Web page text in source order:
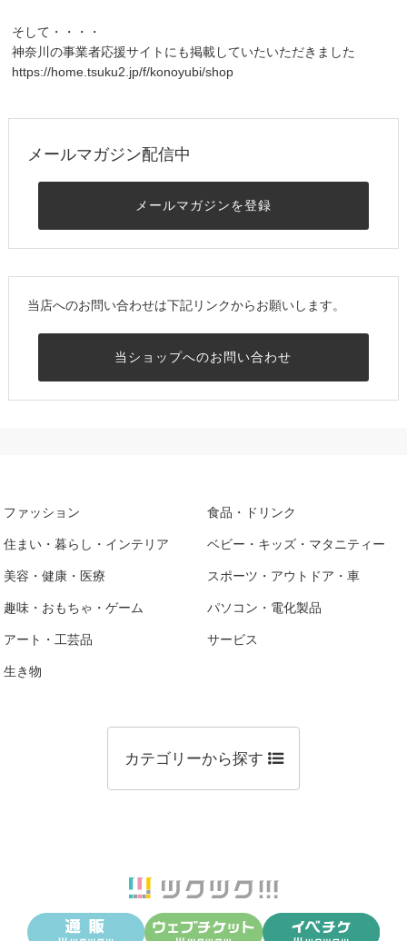
そして・・・・
神奈川の事業者応援サイトにも掲載していたいただきました
https://home.tsuku2.jp/f/konoyubi/shop
メールマガジン配信中
メールマガジンを登録
当店へのお問い合わせは下記リンクからお願いします。
当ショップへのお問い合わせ
ファッション 食品・ドリンク
住まい・暮らし・インテリア ベビー・キッズ・マタニティー
美容・健康・医療 スポーツ・アウトドア・車
趣味・おもちゃ・ゲーム パソコン・電化製品
アート・工芸品 サービス
生き物
カテゴリーから探す